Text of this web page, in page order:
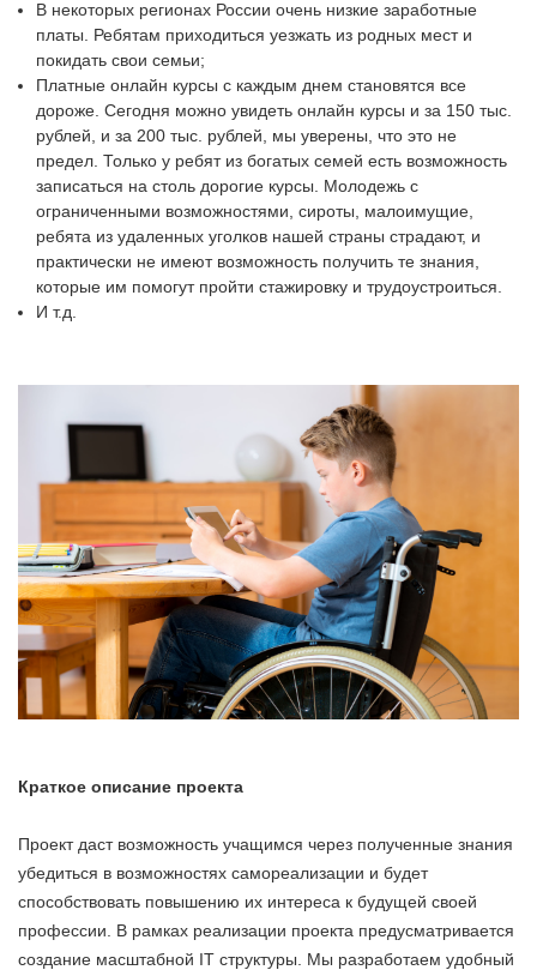
В некоторых регионах России очень низкие заработные
платы. Ребятам приходиться уезжать из родных мест и
покидать свои семьи;
Платные онлайн курсы с каждым днем становятся все
дороже. Сегодня можно увидеть онлайн курсы и за 150 тыс.
рублей, и за 200 тыс. рублей, мы уверены, что это не
предел. Только у ребят из богатых семей есть возможность
записаться на столь дорогие курсы. Молодежь с
ограниченными возможностями, сироты, малоимущие,
ребята из удаленных уголков нашей страны страдают, и
практически не имеют возможность получить те знания,
которые им помогут пройти стажировку и трудоустроиться.
И т.д.
Краткое описание проекта
Проект даст возможность учащимся через полученные знания
убедиться в возможностях самореализации и будет
способствовать повышению их интереса к будущей своей
профессии. В рамках реализации проекта предусматривается
создание масштабной IT структуры. Мы разработаем удобный